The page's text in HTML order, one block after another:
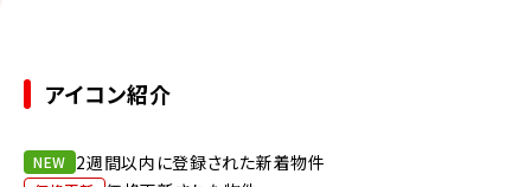
アイコン紹介
NEW 2週間以内に登録された新着物件